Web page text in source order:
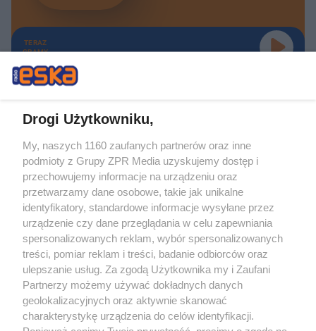
TERAZ
GRAMY
Żaden utwór zamieszczony w serwisie nie może być powielany i
rozpowszechniany lub dalej rozpowszechniany w jakikolwiek sposób (w
tym także elektroniczny lub mechaniczny) na jakimkolwiek polu
eksploatacji w jakiejkolwiek formie, włącznie z umieszczaniem w Internecie
bez pisemnej zgody właściciela praw. Jakiekolwiek użycie lub
wykorzystanie utworów w całości lub w części z naruszeniem prawa, tzn.
bez właściwej zgody, jest zabronione pod groźbą kary i może być ścigane
prawnie.
Drogi Użytkowniku,
My, naszych 1160 zaufanych partnerów oraz inne
podmioty z Grupy ZPR Media uzyskujemy dostęp i
przechowujemy informacje na urządzeniu oraz
przetwarzamy dane osobowe, takie jak unikalne
identyfikatory, standardowe informacje wysyłane przez
urządzenie czy dane przeglądania w celu zapewniania
spersonalizowanych reklam, wybór spersonalizowanych
treści, pomiar reklam i treści, badanie odbiorców oraz
ulepszanie usług. Za zgodą Użytkownika my i Zaufani
Partnerzy możemy używać dokładnych danych
geolokalizacyjnych oraz aktywnie skanować
charakterystykę urządzenia do celów identyfikacji.